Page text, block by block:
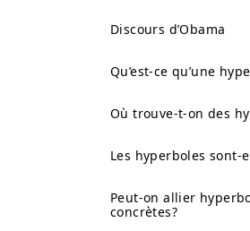
Discours d’Obama
Qu’est-ce qu’une
Où trouve-t-on des
Les hyperboles sont-
Peut-on allier
concrètes?